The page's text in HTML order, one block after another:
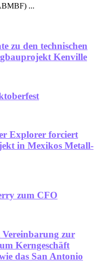
...
zu den technischen
Kenville
Explorer forciert
in Mexikos Metall-
zum CFO
Vereinbarung zur
Kerngeschäft
das San Antonio